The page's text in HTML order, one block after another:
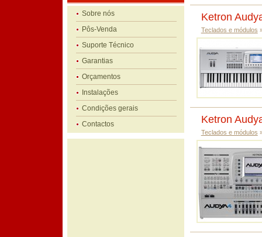
Sobre nós
Pôs-Venda
Suporte Técnico
Garantias
Orçamentos
Instalações
Condições gerais
Contactos
Ketron
Teclados e módulos
Ketron
Teclados e módulos